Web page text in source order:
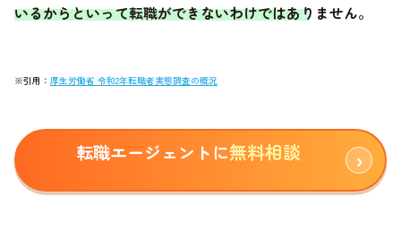
いるからといって転職ができないわけではありません。
※引用： 厚生労働省 令和2年転職者実態調査の概況
転職エージェントに無料相談